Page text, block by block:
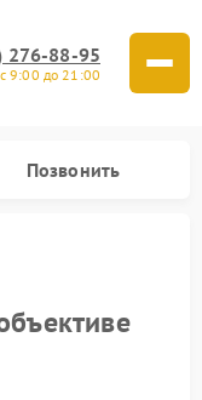
276-88-95
9:00 до 21:00
Позвонить